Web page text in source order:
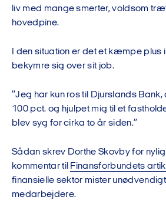
liv med mange smerter, voldsom
hovedpine.
I den situation er det et kæmpe plus
bekymre sig over sit job.
”Jeg har kun ros til Djurslands
100 pct. og hjulpet mig til et
blev syg for cirka to år siden.”
Sådan skrev Dorthe Skovby for
kommentar til Finansforbundets
finansielle sektor mister
medarbejdere.